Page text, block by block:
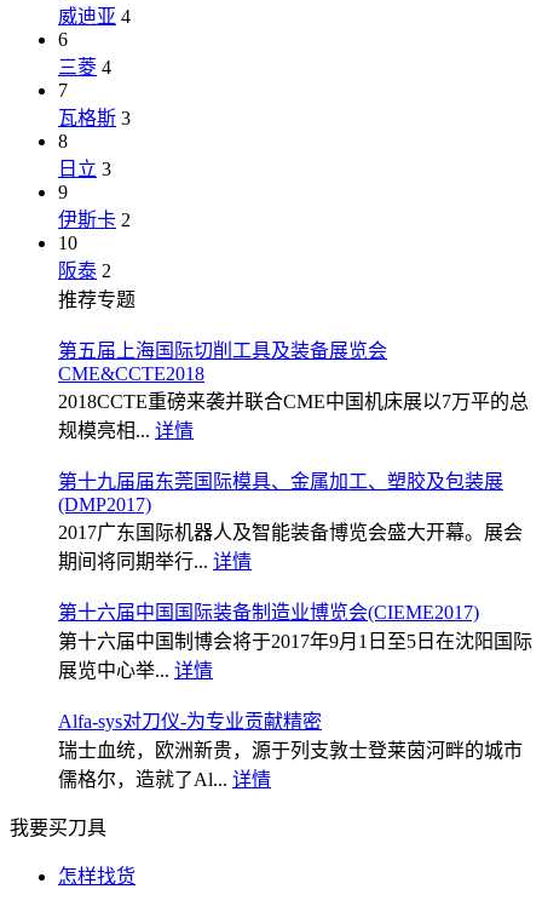
威迪亚 4
6
三菱 4
7
瓦格斯 3
8
日立 3
9
伊斯卡 2
10
阪泰 2
推荐专题
第五届上海国际切削工具及装备展览会
CME&CCTE2018
2018CCTE重磅来袭并联合CME中国机床展以7万平的总
规模亮相... 详情
第十九届届东莞国际模具、金属加工、塑胶及包装展
(DMP2017)
2017广东国际机器人及智能装备博览会盛大开幕。展会
期间将同期举行... 详情
第十六届中国国际装备制造业博览会(CIEME2017)
第十六届中国制博会将于2017年9月1日至5日在沈阳国际
展览中心举... 详情
Alfa-sys对刀仪-为专业贡献精密
瑞士血统，欧洲新贵，源于列支敦士登莱茵河畔的城市
儒格尔，造就了Al... 详情
我要买刀具
怎样找货